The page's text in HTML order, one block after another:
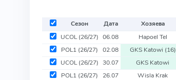
Сезон Дата Хозяева
UCOL(26/27) 06.08 Hapoel Tel
POL1 (26/27) 02.08 GKS Katowi (16)
UCOL(26/27) 30.07 GKS Katowi
POL1 (26/27) 26.07 Wisla Krak